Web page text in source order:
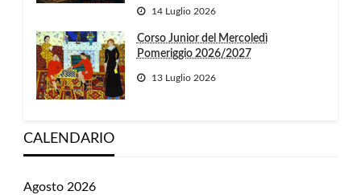
14 Luglio 2026
Corso Junior del Mercoledì
Pomeriggio 2026/2027
13 Luglio 2026
CALENDARIO
Agosto 2026